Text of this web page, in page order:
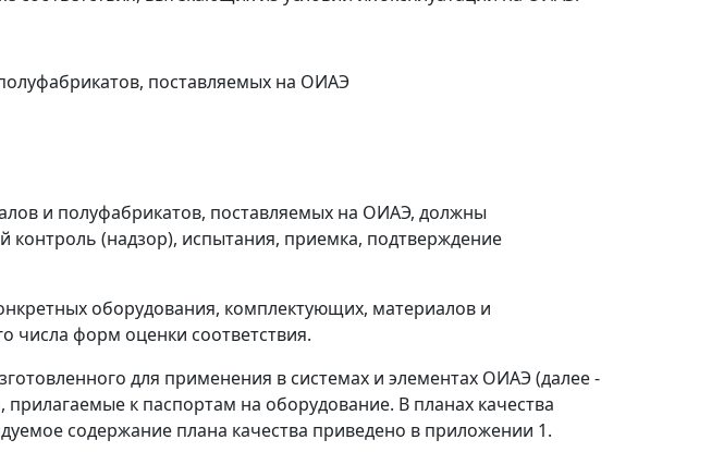
поставляемых на ОИАЭ
и полуфабрикатов, поставляемых на ОИАЭ, должны
(надзор), испытания, приемка, подтверждение
оборудования, комплектующих, материалов и
числа форм оценки соответствия.
для применения в системах и элементах ОИАЭ (далее -
к паспортам на оборудование. В планах качества
содержание плана качества приведено в приложении 1.